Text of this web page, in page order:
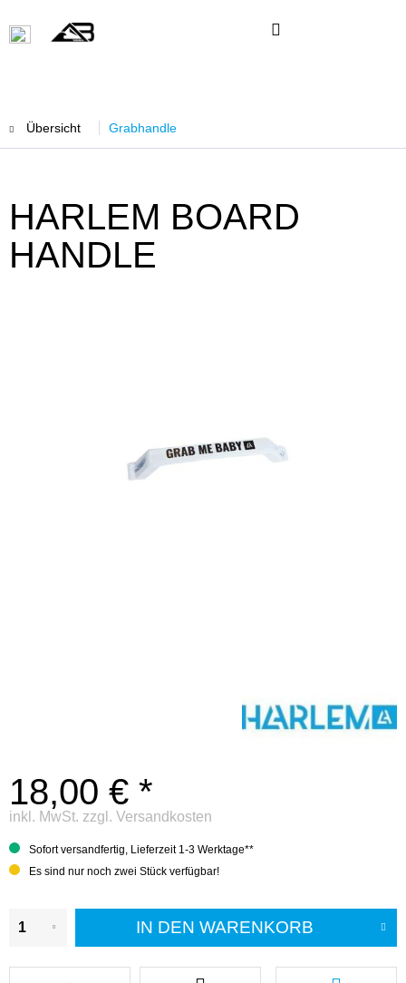
Übersicht Grabhandle
HARLEM BOARD
HANDLE
18,00 € *
inkl. MwSt. zzgl. Versandkosten
Sofort versandfertig, Lieferzeit 1-3 Werktage**
Es sind nur noch zwei Stück verfügbar!
IN DEN WARENKORB